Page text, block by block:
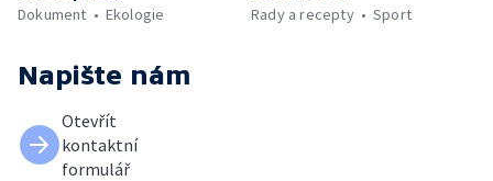
Dokument
Ekologie
Rady a recepty
Sport
Napište nám
Otevřít
kontaktní
formulář